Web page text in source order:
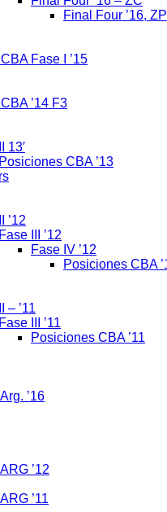
Final Four ’16, ZP
Fase I ’15
’14 F3
13′
Posiciones CBA ’13
’12
Fase III ’12
Fase IV ’12
Posiciones CBA
– ’11
Fase III ’11
Posiciones CBA ’11
’16
’12
’11